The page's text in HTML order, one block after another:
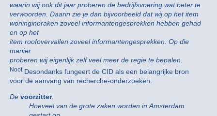
waarin wij ook dit jaar proberen de bedrijfsvoering wat beter te
verwoorden. Daarin zie je dan bijvoorbeeld dat wij op het item
woninginbraken zoveel informantengesprekken hebben gehad
en op het
item roofovervallen zoveel informantengesprekken. Op die
manier
proberen wij eigenlijk zelf veel meer de regie te bepalen.
NootDesondanks fungeert de CID als een belangrijke bron
voor de aanvang van recherche-onderzoeken.
De voorzitter:
Hoeveel van de grote zaken worden in Amsterdam